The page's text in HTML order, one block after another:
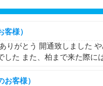
客様）
りがとう 開通致しました
した また、柏まで来た際に
お客様）